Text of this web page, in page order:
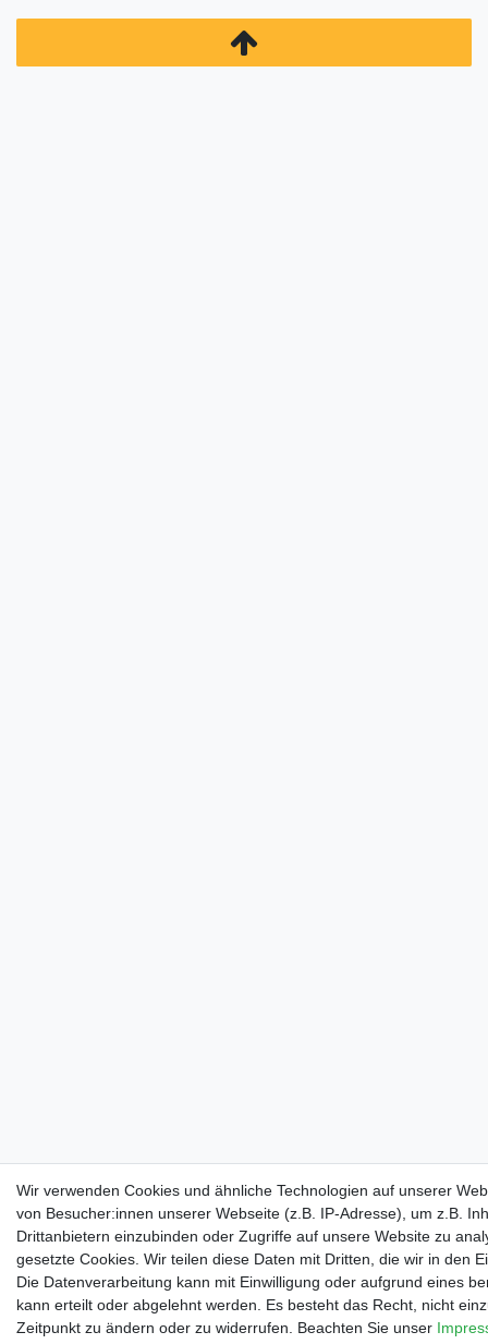
Wir verwenden Cookies und ähnliche Technologien auf unserer
von Besucher:innen unserer Webseite (z.B. IP-Adresse), um z.B.
Drittanbietern einzubinden oder Zugriffe auf unsere Website zu
gesetzte Cookies. Wir teilen diese Daten mit Dritten, die wir in den
Die Datenverarbeitung kann mit Einwilligung oder aufgrund eines
kann erteilt oder abgelehnt werden. Es besteht das Recht, nicht
Zeitpunkt zu ändern oder zu widerrufen. Beachten Sie unser